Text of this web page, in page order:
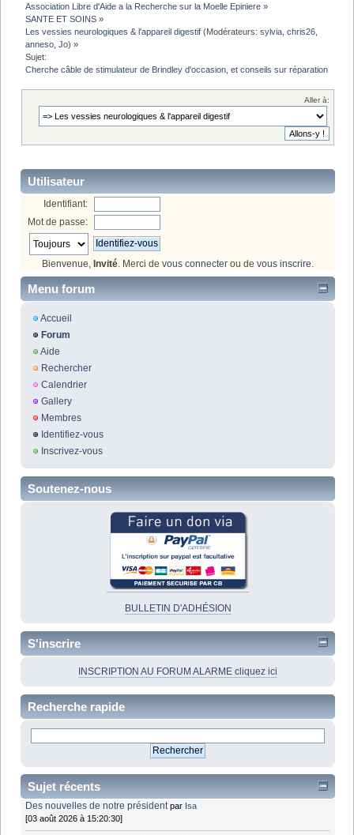
Association Libre d'Aide a la Recherche sur la Moelle Epiniere »
SANTE ET SOINS »
Les vessies neurologiques & l'appareil digestif (Modérateurs:sylvia ,chris26
anneso ,Jo) »
Sujet:
Cherche câble de stimulateur de Brindley d'occasion, et conseils sur réparation
Aller à:
Utilisateur
Identifiant:
Mot de passe:
Bienvenue, Invité . Merci de vous connecter ou de vous inscrire
Menu forum
Accueil
Forum
Aide
Rechercher
Calendrier
Gallery
Membres
Identifiez-vous
Inscrivez-vous
Soutenez-nous
BULLETIN D'ADHÉSION
S'inscrire
INSCRIPTION AU FORUM ALARME cliquez ici
Recherche rapide
Sujet récents
Des nouvelles de notre président par Isa
[03 août 2026 à 15:20:30]